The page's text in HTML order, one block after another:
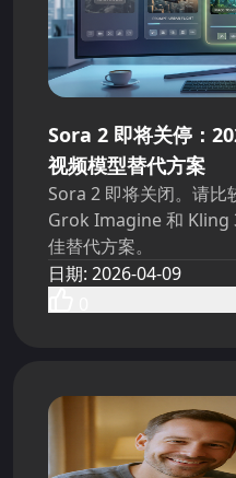
Sora 2 即将关停：
视频模型替代方案
Sora 2 即将关闭。请比
Grok Imagine 和 Kling
佳替代方案。
日期: 2026-04-09